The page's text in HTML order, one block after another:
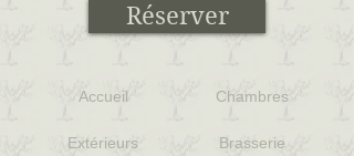
Réserver
Accueil Chambres
Brasserie
Extérieurs